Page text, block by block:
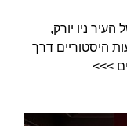
העיר ניו יורק,
היסטוריים דרך
>>>